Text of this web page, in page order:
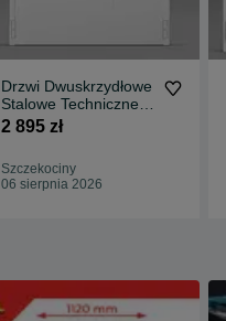
Drzwi Dwuskrzydłowe
Stalowe Techniczne
Metalowe
2 895 zł
Szczekociny
06 sierpnia 2026